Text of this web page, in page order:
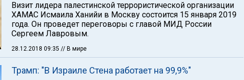
Визит лидера палестинской террористической организации
ХАМАС Исмаила Ханийи в Москву состоится 15 января 2019
года. Он проведет переговоры с главой МИД России
Сергеем Лавровым.
28.12.2018 09:35 // В мире
Трамп: "В Израиле Стена работает на 99,9%"